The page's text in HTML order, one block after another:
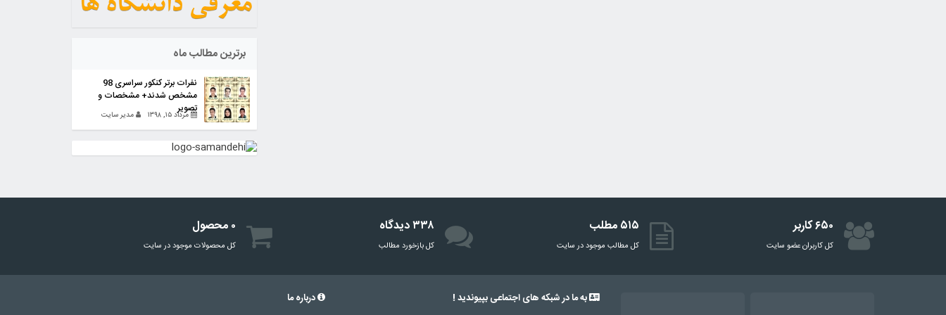
برترین مطالب ماه
نفرات برتر کنکور سراسری 98
مشخص شدند+ مشخصات و
تصویر
مرداد ۱۵, ۱۳۹۸ مدیر سایت
۶۵۰ کاربر
کل کاربران عضو سایت
۵۱۵ مطلب
کل مطالب موجود در سایت
۳۳۸ دیدگاه
‌کل بازخورد مطالب
۰ محصول
کل محصولات موجود در سایت
به ما در شبکه های اجتماعی بپیوندید ! درباره ما